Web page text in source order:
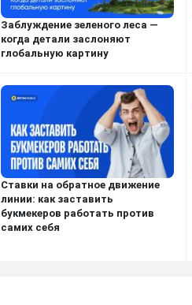
Заблуждение зеленого леса —
когда детали заслоняют
глобальную картину
Ставки на обратное движение
линии: как заставить
букмекеров работать против
самих себя